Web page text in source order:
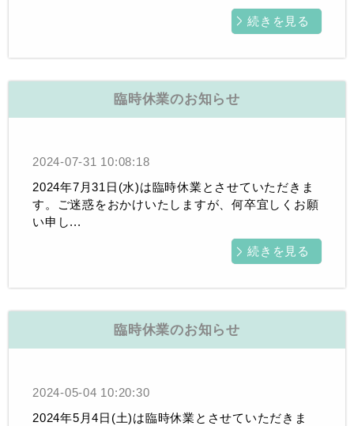
続きを見る
臨時休業のお知らせ
2024-07-31 10:08:18
2024年7月31日(水)は臨時休業とさせていただきま
す。ご迷惑をおかけいたしますが、何卒宜しくお願
い申し...
続きを見る
臨時休業のお知らせ
2024-05-04 10:20:30
2024年5月4日(土)は臨時休業とさせていただきま